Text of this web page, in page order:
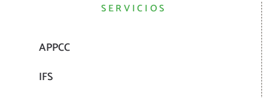
SERVICIOS
APPCC
IFS